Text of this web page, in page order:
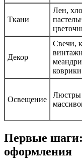
Ткани
Лен,
Декор
Свечи,
коврики
Освещение
Люстры
Первые
оформления